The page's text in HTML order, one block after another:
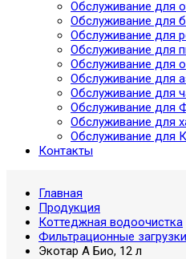
Обслуживание для
Обслуживание для
Обслуживание для
Обслуживание для
Обслуживание для
Обслуживание для
Обслуживание для
Обслуживание для
Обслуживание для
Обслуживание для
Контакты
Главная
Продукция
Коттеджная водоочистка
Фильтрационные
Экотар А Био, 12 л